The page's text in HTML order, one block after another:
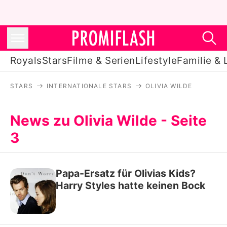
RoyalsStarsFilme & SerienLifestyleFamilie &
Stars
Familie & Liebe
STARS INTERNATIONALE STARS OLIVIA WILDE
News zu Olivia Wilde - Seite
3
Papa-Ersatz für Olivias Kids?
Harry Styles hatte keinen Bock